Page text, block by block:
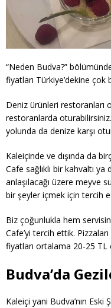
“Neden Budva?”
fiyatları Türkiye’dekine çok
Deniz ürünleri restoranları
restoranlarda
yolunda da denize karşı
Kaleiçinde ve dışında da
Cafe sağlıklı bir kahvaltı
anlaşılacağı üzere meyve
bir şeyler içmek için tercih
Biz çoğunlukla hem
Cafe’yi tercih ettik.
fiyatları ortalama 20-25 TL
Budva’da
Kaleiçi yani Budva’nın